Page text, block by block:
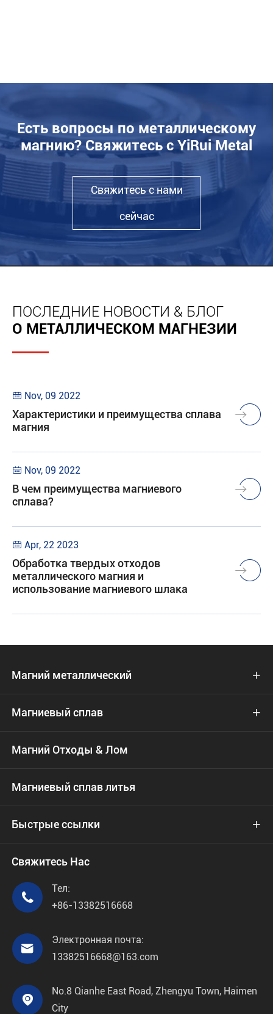
Есть вопросы по металлическому
магнию? Свяжитесь с YiRui Metal
Свяжитесь с нами
сейчас
ПОСЛЕДНИЕ НОВОСТИ & БЛОГ
О МЕТАЛЛИЧЕСКОМ МАГНЕЗИИ
 Nov, 09 2022
Характеристики и преимущества сплава
магния
 Nov, 09 2022
В чем преимущества магниевого
сплава?
 Apr, 22 2023
Обработка твердых отходов
металлического магния и
использование магниевого шлака
Магний металлический 
Магниевый сплав 
Магний Отходы & Лом
Магниевый сплав литья
Быстрые ссылки 
Свяжитесь Нас

Тел:
+86-13382516668

Электронная почта:
13382516668@163.com

No.8 Qianhe East Road, Zhengyu Town, Haimen
City